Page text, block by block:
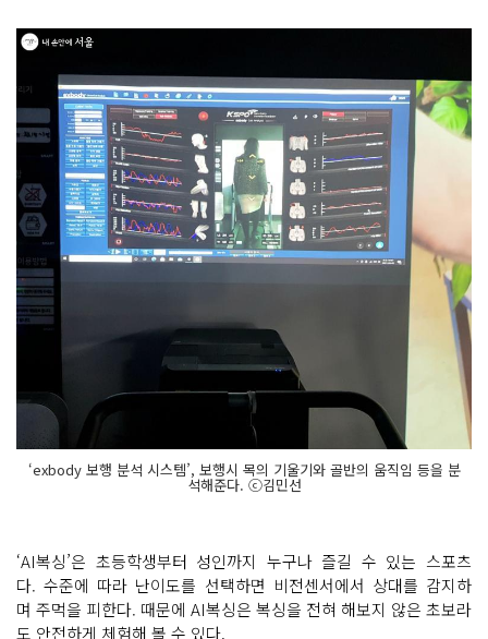
‘exbody 보행 분석 시스템’, 보행시 목의 기울기와 골반의 움직임 등을 분
석해준다. ⓒ김민선
‘AI복싱’은 초등학생부터 성인까지 누구나 즐길 수 있는 스포츠
다. 수준에 따라 난이도를 선택하면 비전센서에서 상대를 감지하
며 주먹을 피한다. 때문에 AI복싱은 복싱을 전혀 해보지 않은 초보라
도 안전하게 체험해 볼 수 있다.